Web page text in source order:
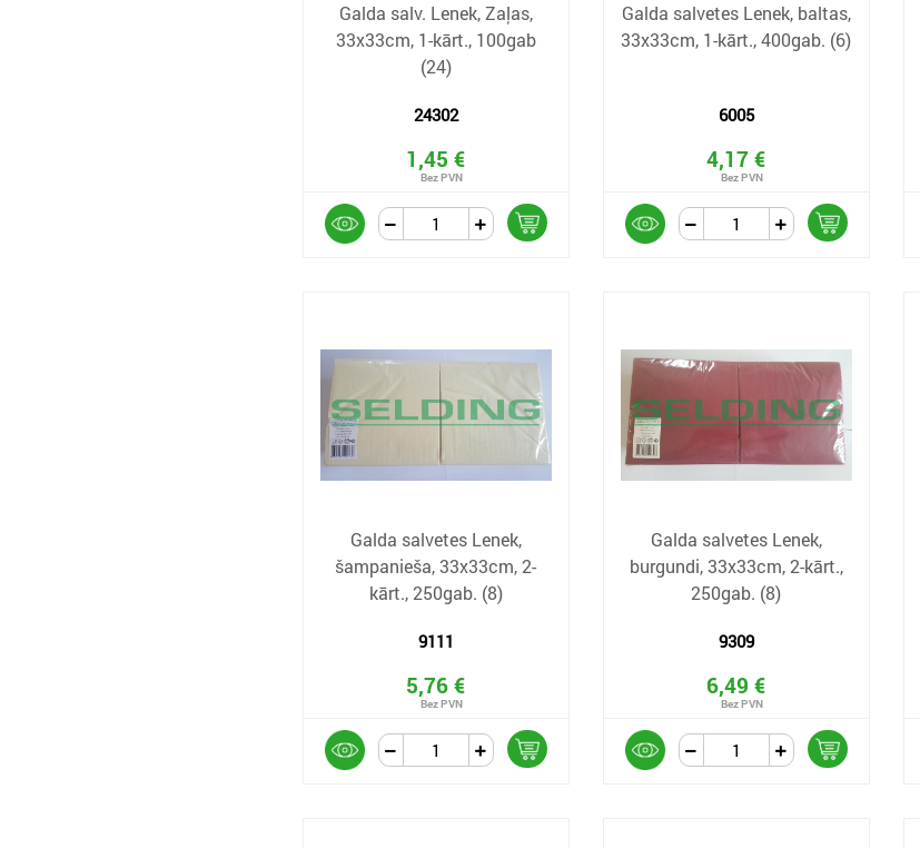
Galda salv. Lenek, Zaļas,
33x33cm, 1-kārt., 100gab
(24)
24302
1,45 €
Galda salvetes Lenek, baltas,
33x33cm, 1-kārt., 400gab. (6)
6005
4,17 €
Galda salvetes Lenek,
šampanieša, 33x33cm, 2-
kārt., 250gab. (8)
9111
5,76 €
Galda salvetes Lenek,
burgundi, 33x33cm, 2-kārt.,
250gab. (8)
9309
6,49 €